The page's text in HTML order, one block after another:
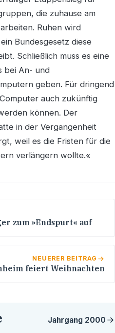
die zuhause am
Ruhen wird
Bundesgesetz diese
Schließlich muss es eine
bei An- und
geben. Für dringend
auch zukünftig
können. Der
in der Vergangenheit
weil es die Fristen für die
verlängern wollte.«
zum »Endspurt« auf
NEUERER BEITRAG
feiert Weihnachten
Jahrgang 2000